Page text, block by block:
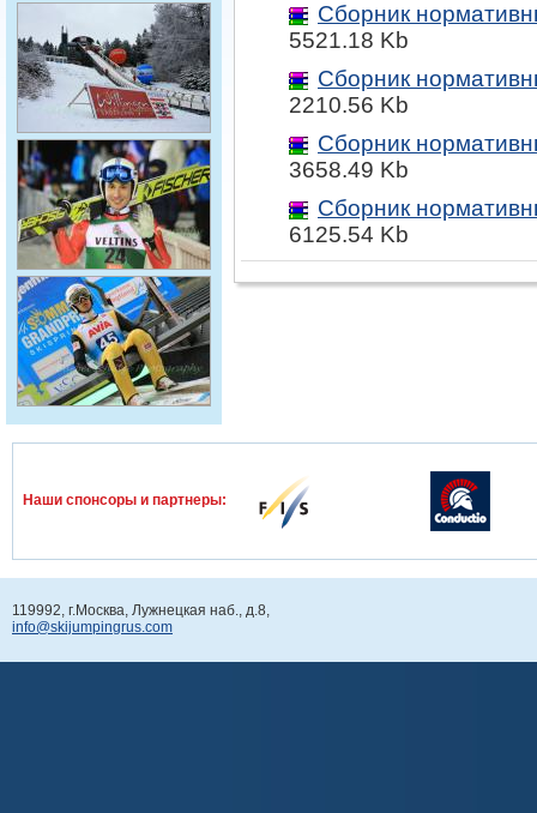
Сборник
5521.18 Kb
Сборник
2210.56 Kb
Сборник
3658.49 Kb
Сборник
6125.54 Kb
Наши спонcоры и партнеры:
119992, г.Москва, Лужнецкая наб., д.8,
info@skijumpingrus.com